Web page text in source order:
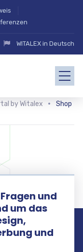
WITALEX in Deutsch
by Witalex Shop
und
um das
und